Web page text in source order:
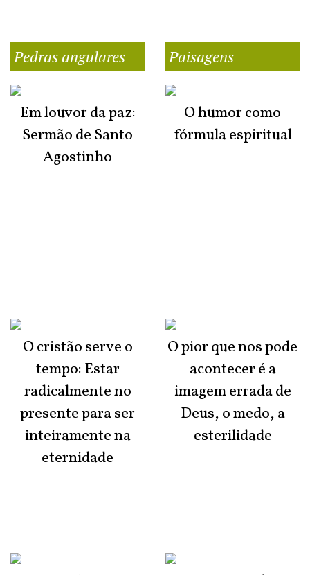
Pedras angulares
Em louvor da paz:
Sermão de Santo
Agostinho
O cristão serve o
tempo: Estar
radicalmente no
presente para ser
inteiramente na
eternidade
Paisagens
O humor como
fórmula espiritual
O pior que nos pode
acontecer é a
imagem errada de
Deus, o medo, a
esterilidade